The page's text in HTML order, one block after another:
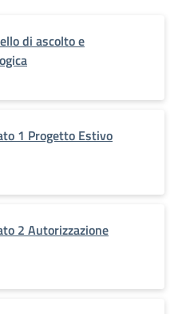
di ascolto e
1 Progetto Estivo
2 Autorizzazione